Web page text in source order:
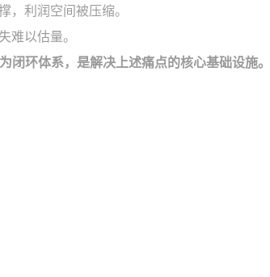
，利润空间被压缩。
难以估量。
环体系，是解决上述痛点的核心基础设施。